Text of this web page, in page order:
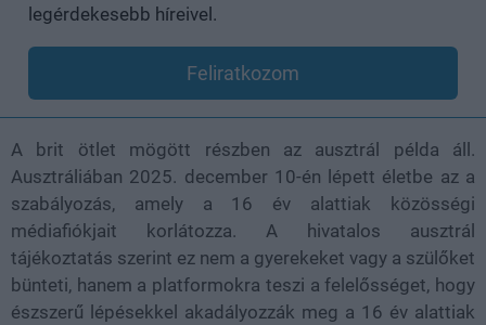
legérdekesebb híreivel.
Feliratkozom
A brit ötlet mögött részben az ausztrál példa áll.
Ausztráliában 2025. december 10-én lépett életbe az a
szabályozás, amely a 16 év alattiak közösségi
médiafiókjait korlátozza. A hivatalos ausztrál
tájékoztatás szerint ez nem a gyerekeket vagy a szülőket
bünteti, hanem a platformokra teszi a felelősséget, hogy
észszerű lépésekkel akadályozzák meg a 16 év alattiak